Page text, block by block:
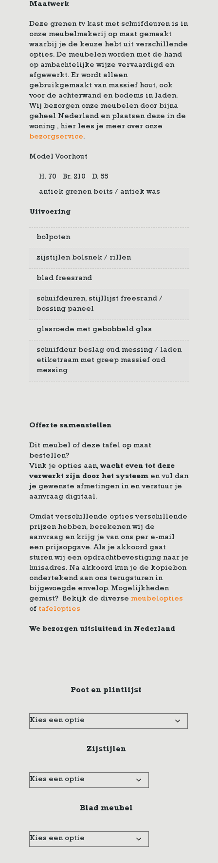
Maatwerk
Deze grenen tv kast met schuifdeuren is in
onze meubelmakerij op maat gemaakt
waarbij je de keuze hebt uit verschillende
opties. De meubelen worden met de hand
op ambachtelijke wijze vervaardigd en
afgewerkt. Er wordt alleen
gebruikgemaakt van massief hout, ook
voor de achterwand en bodems in laden.
Wij bezorgen onze meubelen door bijna
geheel Nederland en plaatsen deze in de
woning , hier lees je meer over onze
bezorgservice.
Model Voorhout
H. 70 Br. 210 D. 55
antiek grenen beits / antiek was
Uitvoering
bolpoten
zijstijlen bolsnek / rillen
blad freesrand
schuifdeuren, stijllijst freesrand /
bossing paneel
glasroede met gebobbeld glas
schuifdeur beslag oud messing / laden
etiketraam met greep massief oud
messing
Offerte samenstellen
Dit meubel of deze tafel op maat
bestellen?
Vink je opties aan, wacht even tot deze
verwerkt zijn door het systeem en vul dan
je gewenste afmetingen in en verstuur je
aanvraag digitaal.
Omdat verschillende opties verschillende
prijzen hebben, berekenen wij de
aanvraag en krijg je van ons per e-mail
een prijsopgave. Als je akkoord gaat
sturen wij een opdrachtbevestiging naar je
huisadres. Na akkoord kun je de kopiebon
ondertekend aan ons terugsturen in
bijgevoegde envelop. Mogelijkheden
gemist? Bekijk de diverse meubelopties
of tafelopties
We bezorgen uitsluitend in Nederland
Poot en plintlijst
Zijstijlen
Blad meubel